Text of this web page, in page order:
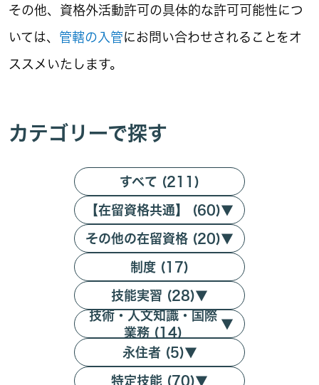
その他、資格外活動許可の具体的な許可可能性につ
いては、 管轄の入管にお問い合わせされることをオ
ススメいたします。
カテゴリーで探す
すべて (211)
【在留資格共通】 (60)▼
その他の在留資格 (20)▼
制度 (17)
技能実習 (28)▼
技術・人文知識・国際
業務 (14)
▼
永住者 (5)▼
特定技能 (70)▼